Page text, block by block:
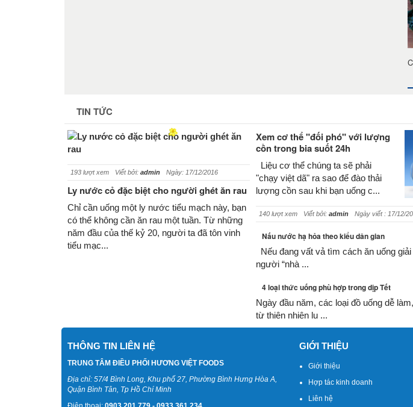
TIN TỨC
193 lượt xem Viết bởi: admin Ngày: 17/12/2016
Ly nước cỏ đặc biệt cho người ghét ăn rau
Chỉ cần uống một ly nước tiểu mạch này, bạn
có thể không cần ăn rau một tuần. Từ những
năm đầu của thế kỷ 20, người ta đã tôn vinh
tiểu mạc...
Xem cơ thể "đối phó" với lượng
cồn trong bia suốt 24h
Liệu cơ thể chúng ta sẽ phải
"chạy việt dã" ra sao để đào thải
lượng cồn sau khi bạn uống c...
140 lượt xem Viết bởi: admin Ngày viết : 17/12/
Nấu nước hạ hỏa theo kiểu dân gian
Nếu đang vất vả tìm cách ăn uống
người “nhà ...
4 loại thức uống phù hợp trong dịp Tết
Ngày đầu năm, các loại đồ uống dễ
từ thiên nhiên lu ...
THÔNG TIN LIÊN HỆ
TRUNG TÂM ĐIỀU PHỐI HƯƠNG VIỆT FOODS
Địa chỉ: 57/4 Bình Long, Khu phố 27, Phường Bình Hưng Hòa A,
Quận Bình Tân, Tp Hồ Chí Minh
GIỚI THIỆU
Giới thiệu
Hợp tác kinh doanh
Liên hệ